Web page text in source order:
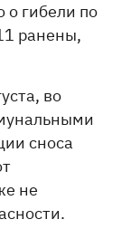
о гибели по
ранены,
во
сноса
не